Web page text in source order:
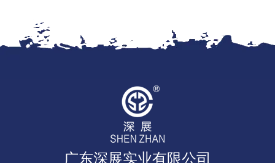
广东深展实业有限公司